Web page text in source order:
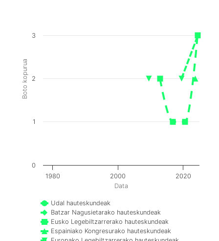
Data
Boto kopurua
Udal hauteskundeak
Batzar Nagusietarako hauteskundeak
Eusko Legebiltzarrerako hauteskundeak
Espainiako Kongresurako hauteskundeak
1980 2000 2020
0
1
2
3